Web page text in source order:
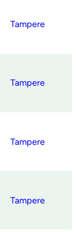
Tampere
Tampere
Tampere
Tampere